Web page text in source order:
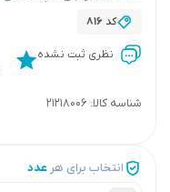
کد 816
نظری ثبت نشده
شناسه کالا: 21218006
انتخاب برای هر عدد